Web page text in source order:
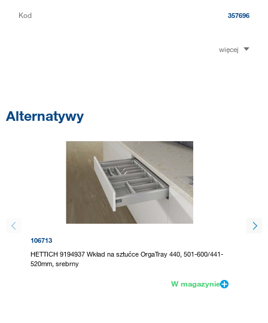
Kod 357696
więcej
Alternatywy
106713
HETTICH 9194937 Wkład na sztućce OrgaTray 440, 501-600/441-
520mm, srebrny
W magazynie